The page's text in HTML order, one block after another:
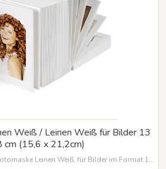
Weiß / Leinen Weiß für Bilder 13
cm (15,6 x 21,2cm)
Leinen Weiß, für Bilder im Format 13